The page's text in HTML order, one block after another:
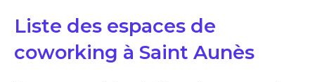
Liste des espaces de
coworking à Saint Aunès